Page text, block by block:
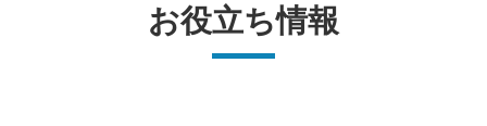
お役立ち情報